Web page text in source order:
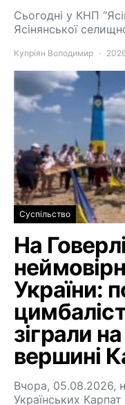
Сьогодні у КНП
Ясінянської
Купріян Володимир
Суспільство
На
України:
зіграли
вершині
Вчора, 05.08.2026,
Українських